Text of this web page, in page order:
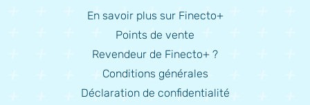
En savoir plus sur Finecto+
Points de vente
Revendeur de Finecto+ ?
Conditions générales
Déclaration de confidentialité